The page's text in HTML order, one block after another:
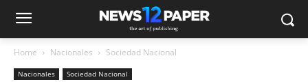
Home Nacionales Sociedad Nacional
Nacionales Sociedad Nacional